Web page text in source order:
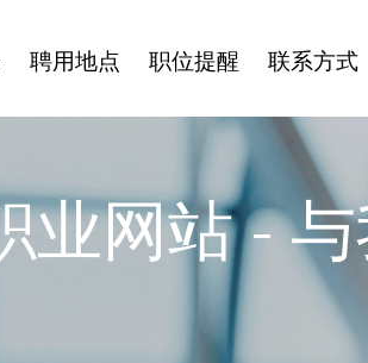
聘用地点 职位提醒 联系方式
业网站 -